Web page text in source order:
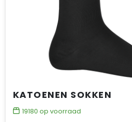
KATOENEN SOKKEN
19180 op voorraad